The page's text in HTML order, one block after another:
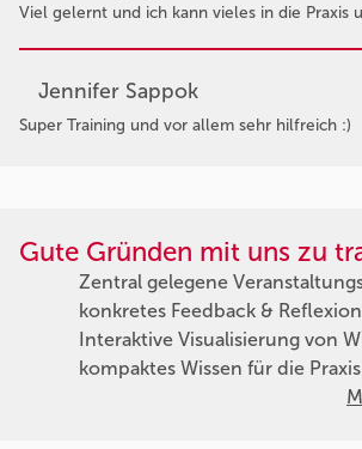
Viel gelernt und ich kann vieles in die Praxis
Jennifer Sappok
Super Training und vor allem sehr hilfreich :)
Gute Gründen mit uns zu
Zentral gelegene
konkretes Feedback & Reflexion
Interaktive Visualisierung von
kompaktes Wissen für die Praxis